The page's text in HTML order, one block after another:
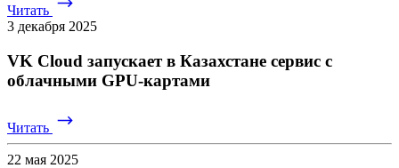
Читать
3 декабря 2025
VK Cloud запускает в Казахстане сервис с
облачными GPU-картами
Читать
22 мая 2025